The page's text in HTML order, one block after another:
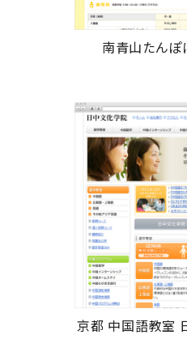
南青山たん
京都 中国語教室